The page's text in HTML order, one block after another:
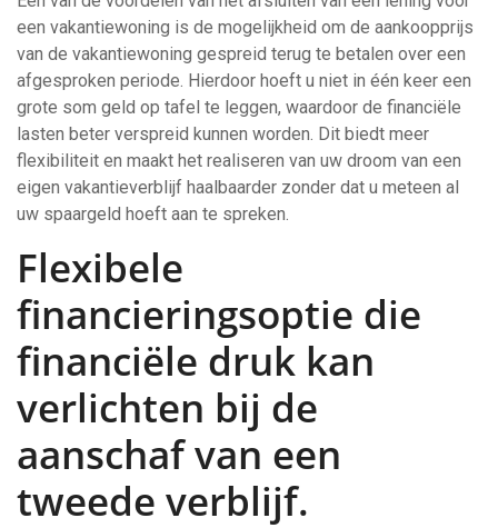
een vakantiewoning is de mogelijkheid om de aankoopprijs
van de vakantiewoning gespreid terug te betalen over een
afgesproken periode. Hierdoor hoeft u niet in één keer een
grote som geld op tafel te leggen, waardoor de financiële
lasten beter verspreid kunnen worden. Dit biedt meer
flexibiliteit en maakt het realiseren van uw droom van een
eigen vakantieverblijf haalbaarder zonder dat u meteen al
uw spaargeld hoeft aan te spreken.
Flexibele
financieringsoptie die
financiële druk kan
verlichten bij de
aanschaf van een
tweede verblijf.